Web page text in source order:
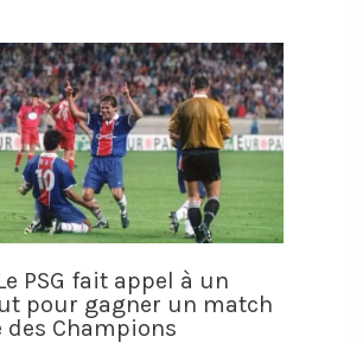
PSG fait appel à un
pour gagner un match
des Champions